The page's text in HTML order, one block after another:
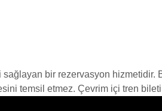
bir rezervasyon hizmetidir.
temsil etmez. Çevrim içi tren